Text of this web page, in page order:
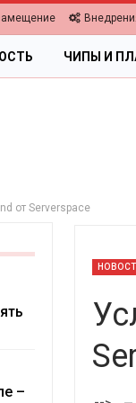
ЧИПЫ И
от Serverspace
–
экономика 2026.